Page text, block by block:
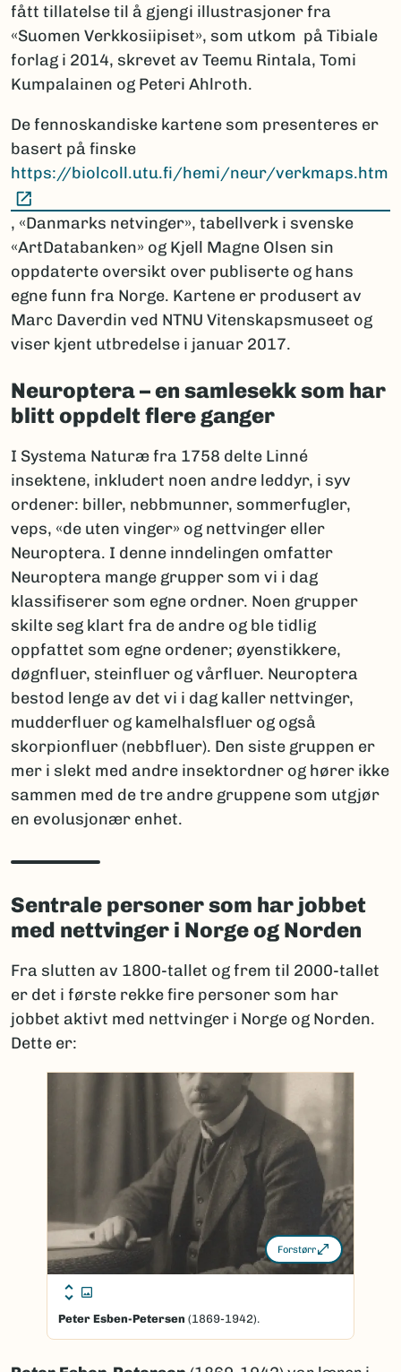
fått tillatelse til å gjengi illustrasjoner fra
«Suomen Verkkosiipiset», som utkom på Tibiale
forlag i 2014, skrevet av Teemu Rintala, Tomi
Kumpalainen og Peteri Ahlroth.
De fennoskandiske kartene som presenteres er
basert på finske
https://biolcoll.utu.fi/hemi/neur/verkmaps.htm
, «Danmarks netvinger», tabellverk i svenske
«ArtDatabanken» og Kjell Magne Olsen sin
oppdaterte oversikt over publiserte og hans
egne funn fra Norge. Kartene er produsert av
Marc Daverdin ved NTNU Vitenskapsmuseet og
viser kjent utbredelse i januar 2017.
Neuroptera – en samlesekk som har
blitt oppdelt flere ganger
I Systema Naturæ fra 1758 delte Linné
insektene, inkludert noen andre leddyr, i syv
ordener: biller, nebbmunner, sommerfugler,
veps, «de uten vinger» og nettvinger eller
Neuroptera. I denne inndelingen omfatter
Neuroptera mange grupper som vi i dag
klassifiserer som egne ordner. Noen grupper
skilte seg klart fra de andre og ble tidlig
oppfattet som egne ordener; øyenstikkere,
døgnfluer, steinfluer og vårfluer. Neuroptera
bestod lenge av det vi i dag kaller nettvinger,
mudderfluer og kamelhalsfluer og også
skorpionfluer (nebbfluer). Den siste gruppen er
mer i slekt med andre insektordner og hører ikke
sammen med de tre andre gruppene som utgjør
en evolusjonær enhet.
Sentrale personer som har jobbet
med nettvinger i Norge og Norden
Fra slutten av 1800-tallet og frem til 2000-tallet
er det i første rekke fire personer som har
jobbet aktivt med nettvinger i Norge og Norden.
Dette er:
Forstørr
Peter Esben-Petersen (1869-1942).